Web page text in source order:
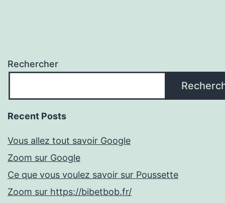
Rechercher
Recent Posts
Vous allez tout savoir Google
Zoom sur Google
Ce que vous voulez savoir sur Poussette
Zoom sur https://bibetbob.fr/